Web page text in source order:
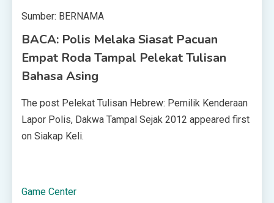
Sumber: BERNAMA
BACA: Polis Melaka Siasat Pacuan
Empat Roda Tampal Pelekat Tulisan
Bahasa Asing
The post Pelekat Tulisan Hebrew: Pemilik Kenderaan
Lapor Polis, Dakwa Tampal Sejak 2012 appeared first
on Siakap Keli.
Game Center